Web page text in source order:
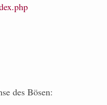
des Bösen: